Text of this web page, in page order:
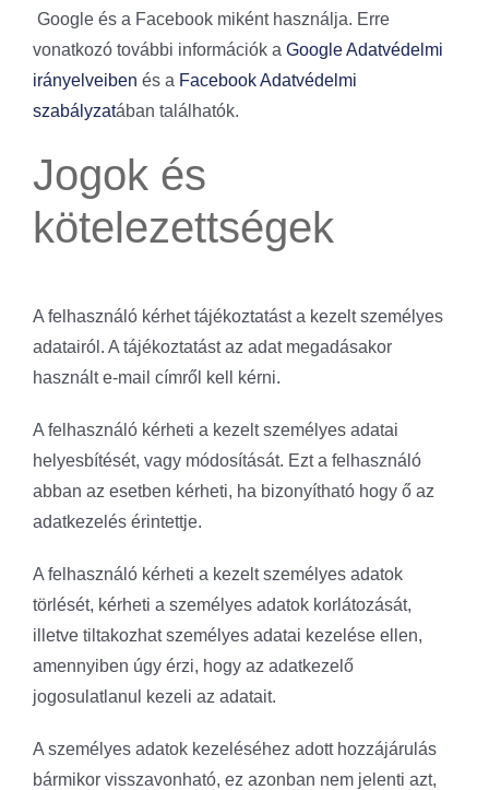
Google és a Facebook miként használja. Erre
vonatkozó további információk a Google Adatvédelmi
irányelveiben és a Facebook Adatvédelmi
szabályzatában találhatók.
Jogok és
kötelezettségek
A felhasználó kérhet tájékoztatást a kezelt személyes
adatairól. A tájékoztatást az adat megadásakor
használt e-mail címről kell kérni.
A felhasználó kérheti a kezelt személyes adatai
helyesbítését, vagy módosítását. Ezt a felhasználó
abban az esetben kérheti, ha bizonyítható hogy ő az
adatkezelés érintettje.
A felhasználó kérheti a kezelt személyes adatok
törlését, kérheti a személyes adatok korlátozását,
illetve tiltakozhat személyes adatai kezelése ellen,
amennyiben úgy érzi, hogy az adatkezelő
jogosulatlanul kezeli az adatait.
A személyes adatok kezeléséhez adott hozzájárulás
bármikor visszavonható, ez azonban nem jelenti azt,